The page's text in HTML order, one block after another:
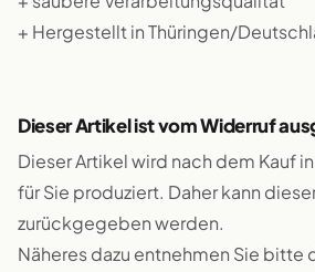
+ Hergestellt in Thüringen/
Dieser Artikel ist vom Widerruf
Dieser Artikel wird nach dem Kauf
für Sie produziert. Daher kann
zurückgegeben werden.
Näheres dazu entnehmen Sie bitte